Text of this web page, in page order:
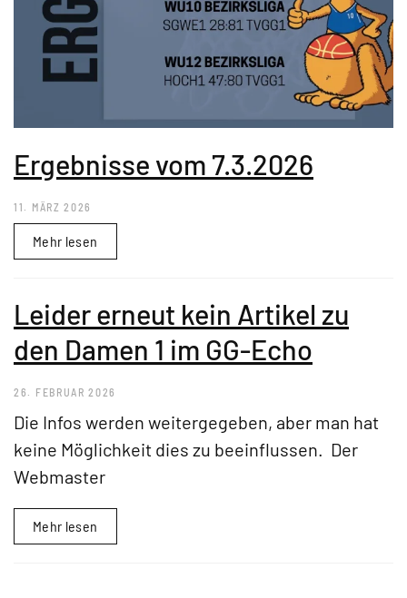
Ergebnisse vom 7.3.2026
11. MÄRZ 2026
Mehr lesen
Leider erneut kein Artikel zu
den Damen 1 im GG-Echo
26. FEBRUAR 2026
Die Infos werden weitergegeben, aber man hat
keine Möglichkeit dies zu beeinflussen. Der
Webmaster
Mehr lesen